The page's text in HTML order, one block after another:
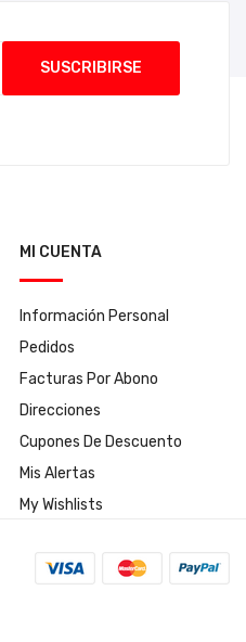
MI CUENTA
Información Personal
Pedidos
Facturas Por Abono
Direcciones
Cupones De Descuento
Mis Alertas
My Wishlists